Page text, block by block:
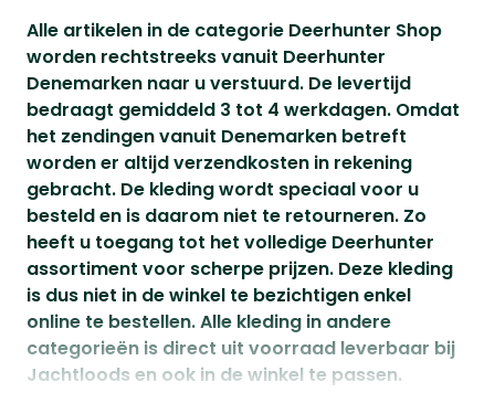
Alle artikelen in de categorie Deerhunter Shop
worden rechtstreeks vanuit Deerhunter
Denemarken naar u verstuurd. De levertijd
bedraagt gemiddeld 3 tot 4 werkdagen. Omdat
het zendingen vanuit Denemarken betreft
worden er altijd verzendkosten in rekening
gebracht. De kleding wordt speciaal voor u
besteld en is daarom niet te retourneren. Zo
heeft u toegang tot het volledige Deerhunter
assortiment voor scherpe prijzen. Deze kleding
is dus niet in de winkel te bezichtigen enkel
online te bestellen. Alle kleding in andere
categorieën is direct uit voorraad leverbaar bij
Jachtloods en ook in de winkel te passen.